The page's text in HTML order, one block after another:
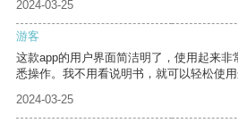
2024-03-25
游客
这款app的用户界面简洁明了，使用起来
悉操作。我不用看说明书，就可以轻松使用
2024-03-25